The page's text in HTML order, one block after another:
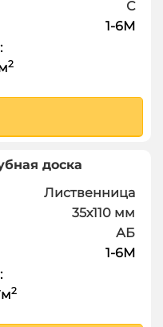
С
1-6М
2
доска
Лиственница
35х110 мм
АБ
1-6М
м2